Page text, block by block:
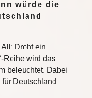
würde die
All: Droht ein
Reihe wird das
beleuchtet. Dabei
Deutschland